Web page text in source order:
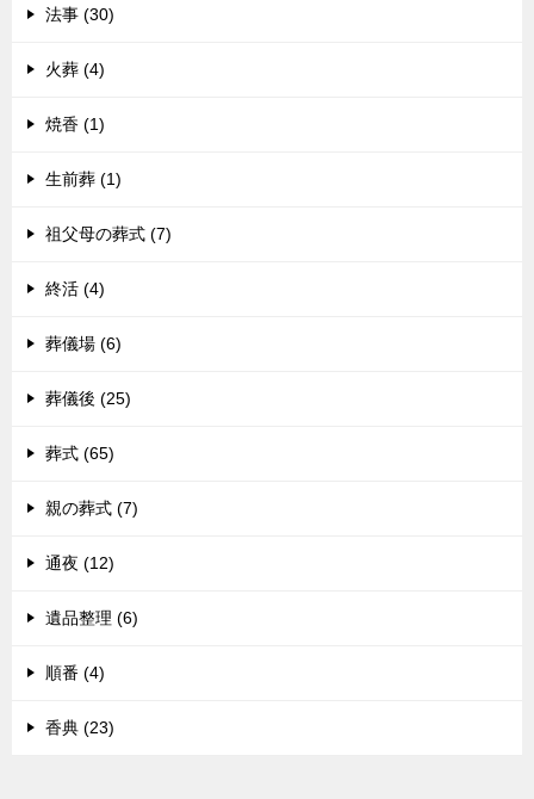
法事 (30)
火葬 (4)
焼香 (1)
生前葬 (1)
祖父母の葬式 (7)
終活 (4)
葬儀場 (6)
葬儀後 (25)
葬式 (65)
親の葬式 (7)
通夜 (12)
遺品整理 (6)
順番 (4)
香典 (23)